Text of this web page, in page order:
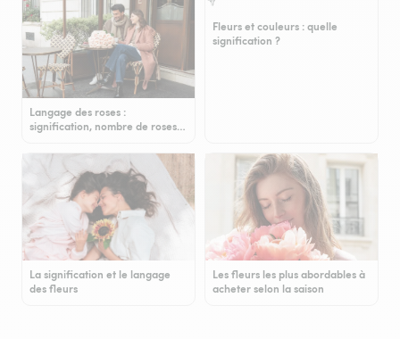
Langage des roses :
signification, nombre de roses…
Fleurs et couleurs : quelle
signification ?
La signification et le langage
des fleurs
Les fleurs les plus abordables à
acheter selon la saison